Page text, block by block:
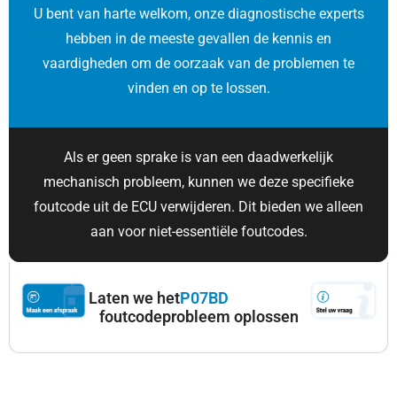
U bent van harte welkom, onze diagnostische experts
hebben in de meeste gevallen de kennis en
vaardigheden om de oorzaak van de problemen te
vinden en op te lossen.
Als er geen sprake is van een daadwerkelijk
mechanisch probleem, kunnen we deze specifieke
foutcode uit de ECU verwijderen. Dit bieden we alleen
aan voor niet-essentiële foutcodes.
Laten we hetP07BD
foutcodeprobleem oplossen